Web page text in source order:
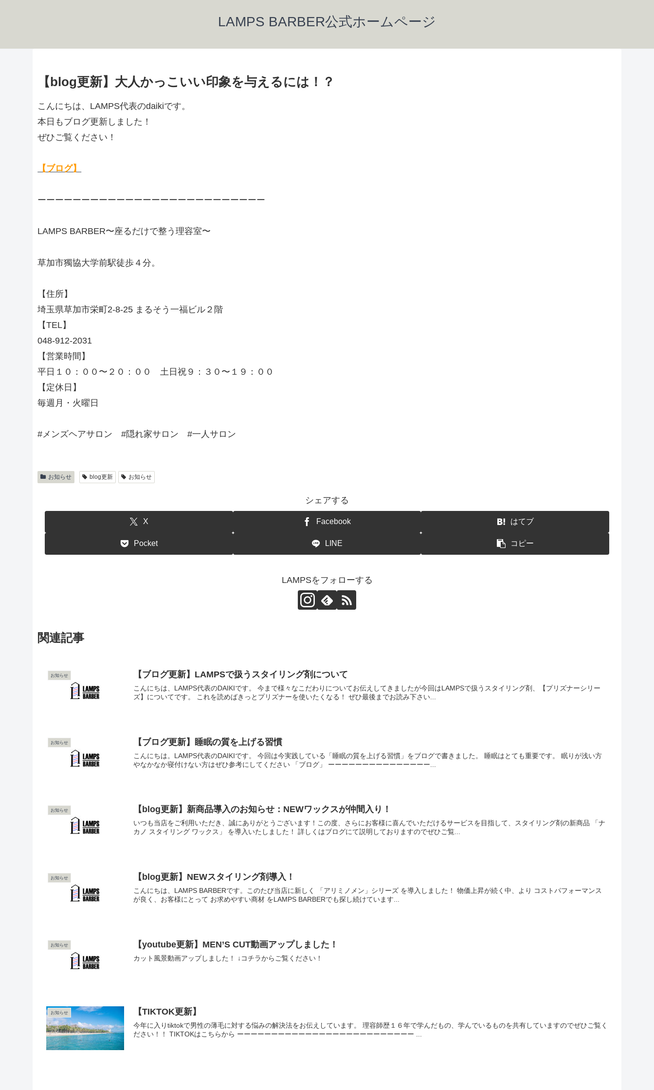
LAMPS BARBER公式ホームページ
【blog更新】大人かっこいい印象を与えるには！？
こんにちは、LAMPS代表のdaikiです。
本日もブログ更新しました！
ぜひご覧ください！
【ブログ】
ーーーーーーーーーーーーーーーーーーーーーーーーーー
LAMPS BARBER〜座るだけで整う理容室〜
草加市獨協大学前駅徒歩４分。
【住所】
埼玉県草加市栄町2-8-25 まるそう一福ビル２階
【TEL】
048-912-2031
【営業時間】
平日１０：００〜２０：００ 土日祝９：３０〜１９：００
【定休日】
毎週月・火曜日
#メンズヘアサロン #隠れ家サロン #一人サロン
お知らせ blog更新 お知らせ
シェアする
X Facebook はてブ
Pocket LINE コピー
LAMPSをフォローする
関連記事
お知らせ 【ブログ更新】LAMPSで扱うスタイリング剤について
こんにちは、LAMPS代表のDAIKIです。 今まで様々なこだわりについてお伝えしてきましたが今回はLAMPSで扱うスタイリング剤、【プリズナーシリー
ズ】についてです。 これを読めばきっとプリズナーを使いたくなる！ ぜひ最後までお読み下さい...
お知らせ 【ブログ更新】睡眠の質を上げる習慣
こんにちは。LAMPS代表のDAIKIです。 今回は今実践している「睡眠の質を上げる習慣」をブログで書きました。 睡眠はとても重要です。 眠りが浅い方
やなかなか寝付けない方はぜひ参考にしてください 「ブログ」 ーーーーーーーーーーーーーーー...
お知らせ 【blog更新】新商品導入のお知らせ：NEWワックスが仲間入り！
いつも当店をご利用いただき、誠にありがとうございます！この度、さらにお客様に喜んでいただけるサービスを目指して、スタイリング剤の新商品 「ナ
カノ スタイリング ワックス」 を導入いたしました！ 詳しくはブログにて説明しておりますのでぜひご覧...
お知らせ 【blog更新】NEWスタイリング剤導入！
こんにちは、LAMPS BARBERです。このたび当店に新しく 「アリミノメン」シリーズ を導入しました！ 物価上昇が続く中、より コストパフォーマンス
が良く、お客様にとって お求めやすい商材 をLAMPS BARBERでも探し続けています...
お知らせ 【youtube更新】MEN’S CUT動画アップしました！
カット風景動画アップしました！ ↓コチラからご覧ください！
お知らせ 【TIKTOK更新】
今年に入りtiktokで男性の薄毛に対する悩みの解決法をお伝えしています。 理容師歴１６年で学んだもの、学んでいるものを共有していますのでぜひご覧く
ださい！！ TIKTOKはこちらから ーーーーーーーーーーーーーーーーーーーーーーーーーー ...